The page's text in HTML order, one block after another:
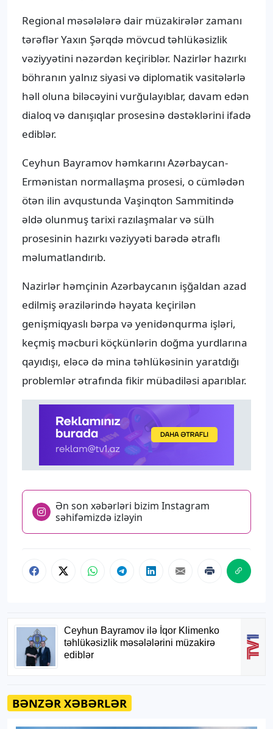
Regional məsələlərə dair müzakirələr zamanı
tərəflər Yaxın Şərqdə mövcud təhlükəsizlik
vəziyyətini nəzərdən keçiriblər. Nazirlər hazırkı
böhranın yalnız siyasi və diplomatik vasitələrlə
həll oluna biləcəyini vurğulayıblar, davam edən
dialoq və danışıqlar prosesinə dəstəklərini ifadə
ediblər.
Ceyhun Bayramov həmkarını Azərbaycan-
Ermənistan normallaşma prosesi, o cümlədən
ötən ilin avqustunda Vaşinqton Sammitində
əldə olunmuş tarixi razılaşmalar və sülh
prosesinin hazırkı vəziyyəti barədə ətraflı
məlumatlandırıb.
Nazirlər həmçinin Azərbaycanın işğaldan azad
edilmiş ərazilərində həyata keçirilən
genişmiqyaslı bərpa və yenidənqurma işləri,
keçmiş məcburi köçkünlərin doğma yurdlarına
qayıdışı, eləcə də mina təhlükəsinin yaratdığı
problemlər ətrafında fikir mübadiləsi aparıblar.
Ən son xəbərləri bizim Instagram
səhifəmizdə izləyin
BƏNZƏR XƏBƏRLƏR